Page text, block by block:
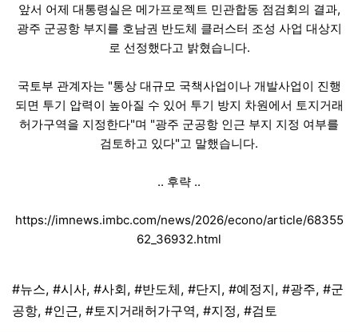
앞서 어제 대통령실은 메가프로젝트 민관합동 점검회의 결과,
광주 군공항 부지를 호남권 반도체 클러스터 조성 사업 대상지
로 선정했다고 밝혔습니다.
국토부 관계자는 "통상 대규모 국책사업이나 개발사업이 진행
되면 투기 압력이 높아질 수 있어 투기 방지 차원에서 토지거래
허가구역을 지정한다"며 "광주 군공항 인근 부지 지정 여부를
검토하고 있다"고 말했습니다.
.. 후략 ..
https://imnews.imbc.com/news/2026/econo/article/68355
62_36932.html
태그
#뉴스, #시사, #사회, #반도체, #단지, #예정지, #광주, #군
공항, #인근, #토지거래허가구역, #지정, #검토